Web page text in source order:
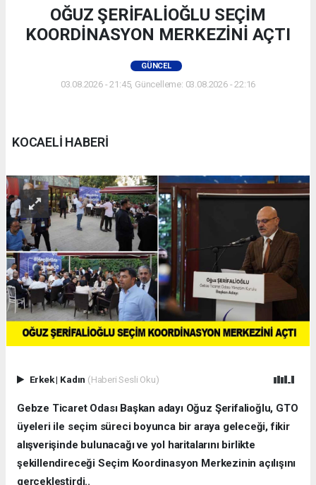
OĞUZ ŞERİFALİOĞLU SEÇİM
KOORDİNASYON MERKEZİNİ AÇTI
GÜNCEL
03.08.2026 - 21:45, Güncelleme: 03.08.2026 - 22:16
KOCAELİ HABERİ
Erkek| Kadın (Haberi Sesli Oku)
Gebze Ticaret Odası Başkan adayı Oğuz Şerifalioğlu, GTO
üyeleri ile seçim süreci boyunca bir araya geleceği, fikir
alışverişinde bulunacağı ve yol haritalarını birlikte
şekillendireceği Seçim Koordinasyon Merkezinin açılışını
gerçekleştirdi..